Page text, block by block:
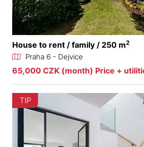
House to rent / family / 250 m2
Praha 6 - Dejvice
65,000 CZK (month) Price +
TIP